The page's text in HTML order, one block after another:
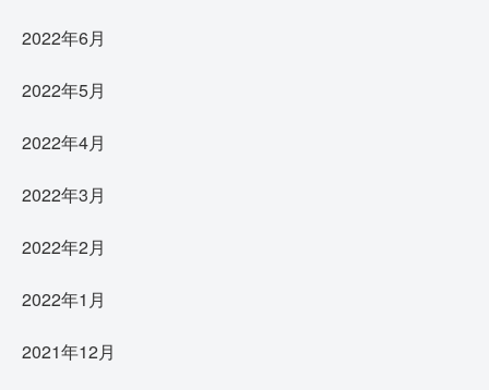
2022年6月
2022年5月
2022年4月
2022年3月
2022年2月
2022年1月
2021年12月